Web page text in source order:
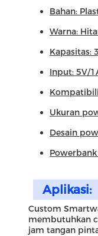
Bahan:
Warna:
Kapasitas:
Input: 5V/
Ukuran
Desain
Aplikasi:
Custom
membutuhkan
jam tangan